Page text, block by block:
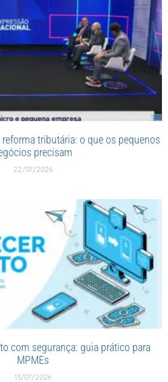
tributária: o que os pequenos
precisam
22/07/2026
com segurança: guia prático para
MPMEs
13/07/2026